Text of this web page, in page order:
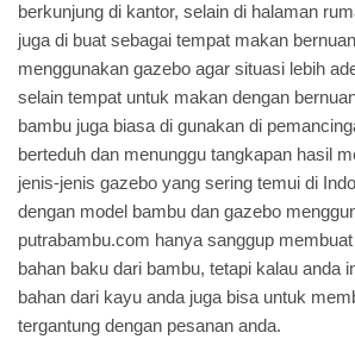
berkunjung di kantor, selain di halaman
juga di buat sebagai tempat makan
menggunakan gazebo agar situasi lebih
selain tempat untuk makan dengan
bambu juga biasa di gunakan di
berteduh dan menunggu tangkapan hasil
jenis-jenis gazebo yang sering temui di
dengan model bambu dan gazebo
putrabambu.com hanya sanggup
bahan baku dari bambu, tetapi kalau anda
bahan dari kayu anda juga bisa untuk
tergantung dengan pesanan anda.